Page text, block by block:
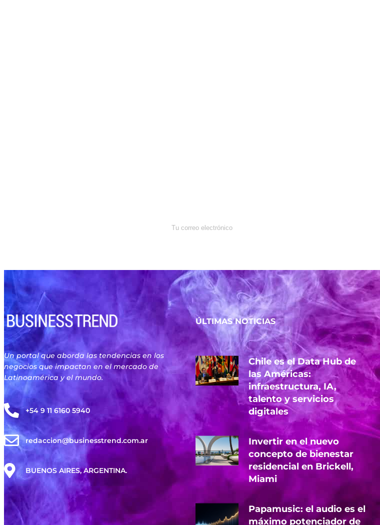
Un portal que aborda las tendencias en los
negocios que impactan en el mercado de
Latinoamérica y el mundo.
+54 9 11 6160 5940
redaccion@businesstrend.com.ar
BUENOS AIRES, ARGENTINA.
ÚLTIMAS NOTICIAS
Chile es el Data Hub de
las Américas:
infraestructura, IA,
talento y servicios
digitales
Invertir en el nuevo
concepto de bienestar
residencial en Brickell,
Miami
Papamusic: el audio es el
máximo potenciador de